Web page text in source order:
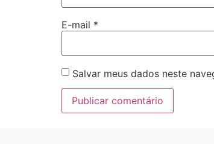
E-mail *
Salvar meus dados neste